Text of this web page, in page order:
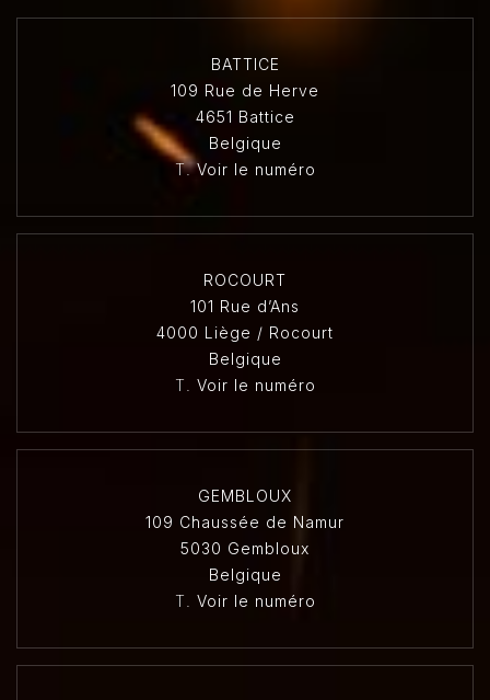
BATTICE
109 Rue de Herve
4651 Battice
Belgique
T.Voir le numéro
ROCOURT
101 Rue d’Ans
4000 Liège / Rocourt
Belgique
T. Voir le numéro
GEMBLOUX
109 Chaussée de Namur
5030 Gembloux
Belgique
T. Voir le numéro